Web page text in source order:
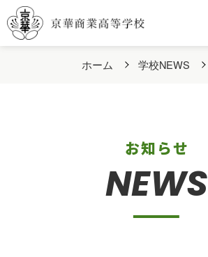
ホーム 学校NEWS
お知らせ
NEWS